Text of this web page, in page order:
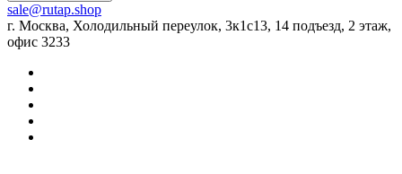
sale@rutap.shop
г. Москва, Холодильный переулок, 3к1с13, 14 подъезд, 2 этаж,
офис 3233